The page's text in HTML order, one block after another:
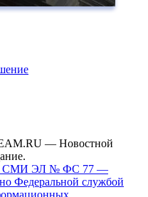
— Новостной
СМИ ЭЛ № ФС 77 —
Федеральной службой